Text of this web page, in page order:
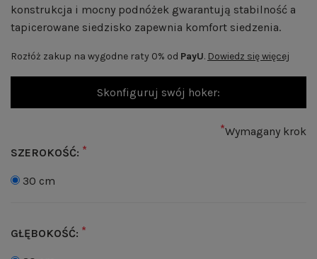
konstrukcja i mocny podnóżek gwarantują stabilność a
tapicerowane siedzisko zapewnia komfort siedzenia.
Rozłóż zakup na wygodne raty 0% od PayU. Dowiedz się więcej
Skonfiguruj swój hoker:
*Wymagany krok
SZEROKOŚĆ: *
30 cm
GŁĘBOKOŚĆ: *